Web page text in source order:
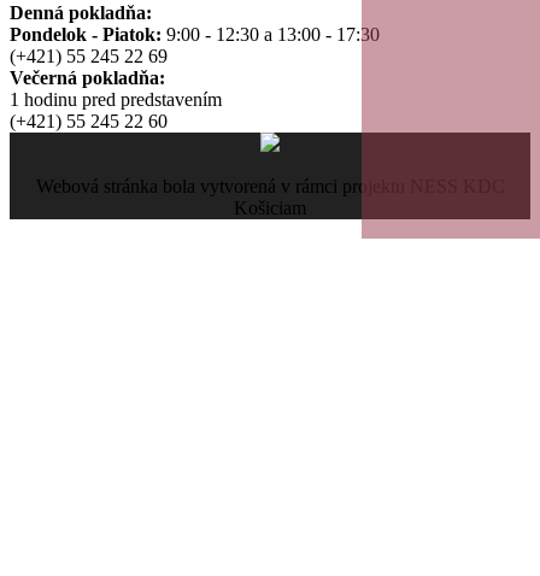
Denná pokladňa:
Pondelok - Piatok: 9:00 - 12:30 a 13:00 - 17:30
(+421) 55 245 22 69
Večerná pokladňa:
1 hodinu pred predstavením
(+421) 55 245 22 60
Webová stránka bola vytvorená v rámci projektu NESS KDC
Košiciam